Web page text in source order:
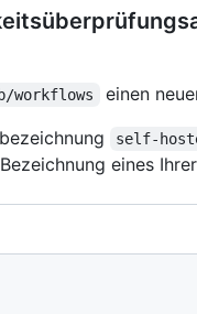
workflows
einen
self-
eines